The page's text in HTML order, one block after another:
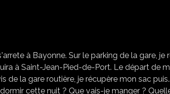
à Bayonne. Sur le parking de la gare,
à Saint-Jean-Pied-de-Port. Le départ de
de la gare routière, je récupère mon sac
cette nuit ? Que vais-je manger ?